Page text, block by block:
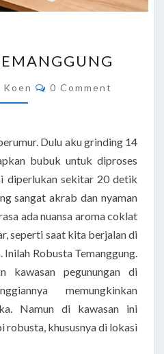
TEMANGGUNG
Koen Comments
0 Comment
Dulu aku grinding 14
bubuk untuk diproses
diperlukan sekitar 20 detik
sangat akrab dan nyaman
ada nuansa aroma coklat
seperti saat kita berjalan di
Robusta Temanggung.
kawasan pegunungan di
memungkinkan
Namun di kawasan ini
robusta, khususnya di lokasi